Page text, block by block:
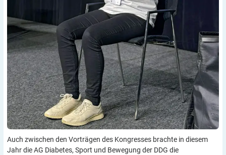
Auch zwischen den Vorträgen des Kongresses brachte in diesem
Jahr die AG Diabetes, Sport und Bewegung der DDG die